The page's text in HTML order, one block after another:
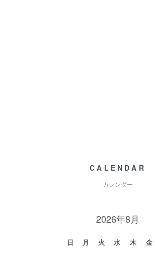
CALENDAR
カレンダー
2026年8月
日 月 火 水 木 金